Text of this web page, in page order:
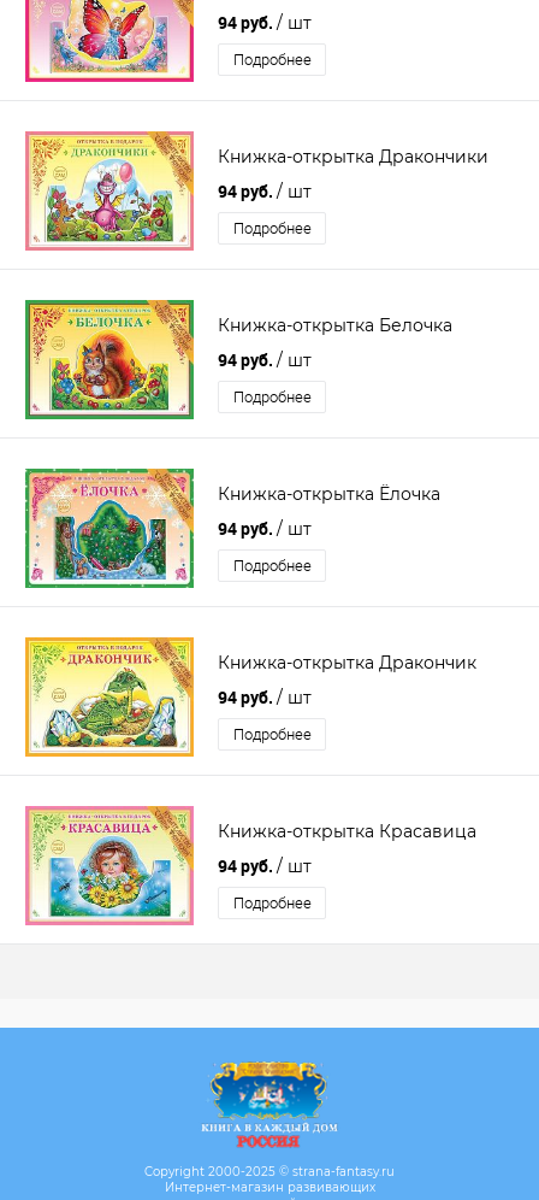
94 руб. / шт
Подробнее
Книжка-открытка Дракончики
94 руб. / шт
Подробнее
Книжка-открытка Белочка
94 руб. / шт
Подробнее
Книжка-открытка Ёлочка
94 руб. / шт
Подробнее
Книжка-открытка Дракончик
94 руб. / шт
Подробнее
Книжка-открытка Красавица
94 руб. / шт
Подробнее
Copyright 2000-2025 © strana-fantasy.ru
Интернет-магазин развивающих